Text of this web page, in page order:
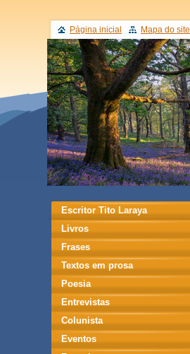
Escritor Tito Laraya
Livros
Frases
Textos em prosa
Poesia
Entrevistas
Colunista
Eventos
Página inicial Mapa do site